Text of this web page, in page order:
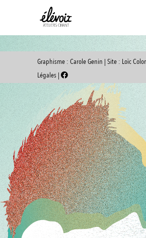
ÉVÈNEMENT À VENIR
<li>Aucun évènement dans cette
Graphisme : Carole Genin | Site : Loïc
Légales |